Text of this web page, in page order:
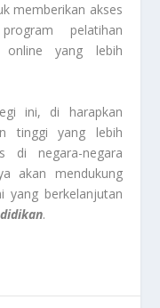
memberikan akses
pelatihan
online yang lebih
ini, di harapkan
tinggi yang lebih
di negara-negara
akan mendukung
yang berkelanjutan
.